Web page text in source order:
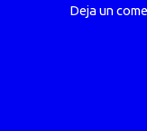
Deja un